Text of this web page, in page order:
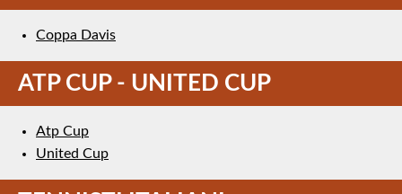
Coppa Davis
ATP CUP - UNITED CUP
Atp Cup
United Cup